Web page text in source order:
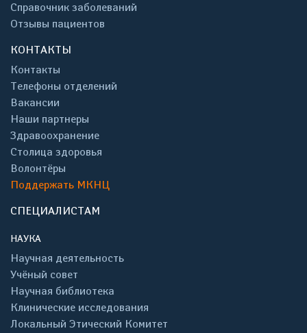
Справочник заболеваний
Отзывы пациентов
КОНТАКТЫ
Контакты
Телефоны отделений
Вакансии
Наши партнеры
Здравоохранение
Столица здоровья
Волонтёры
Поддержать МКНЦ
СПЕЦИАЛИСТАМ
НАУКА
Научная деятельность
Учёный совет
Научная библиотека
Клинические исследования
Локальный Этический Комитет